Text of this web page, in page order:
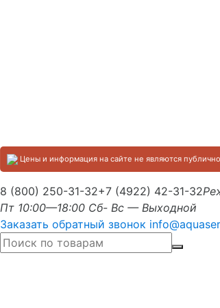
Цены и информация на сайте не являются
8 (800) 250-31-32+7 (4922) 42-31-32
Пт 10:00—18:00 Сб- Вс — Выходной
Заказать обратный звонок